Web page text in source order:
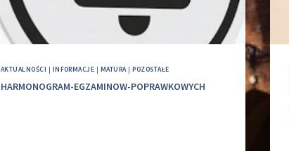
AKTUALNOŚCI | INFORMACJE | MATURA|POZOSTAŁE
HARMONOGRAM-EGZAMINOW-POPRAWKOWYCH